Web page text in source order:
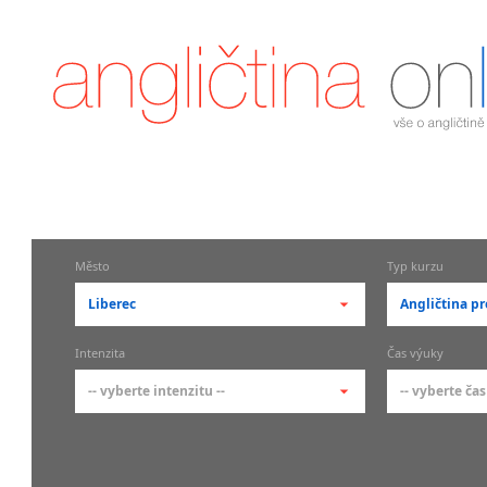
Město
Liberec
-- vyberte město --
pražské městské části
Typ kurzu
Angličtina
-- vyberte
Intenzita
-- vyberte intenzitu --
Čas výuky
-- vyberte